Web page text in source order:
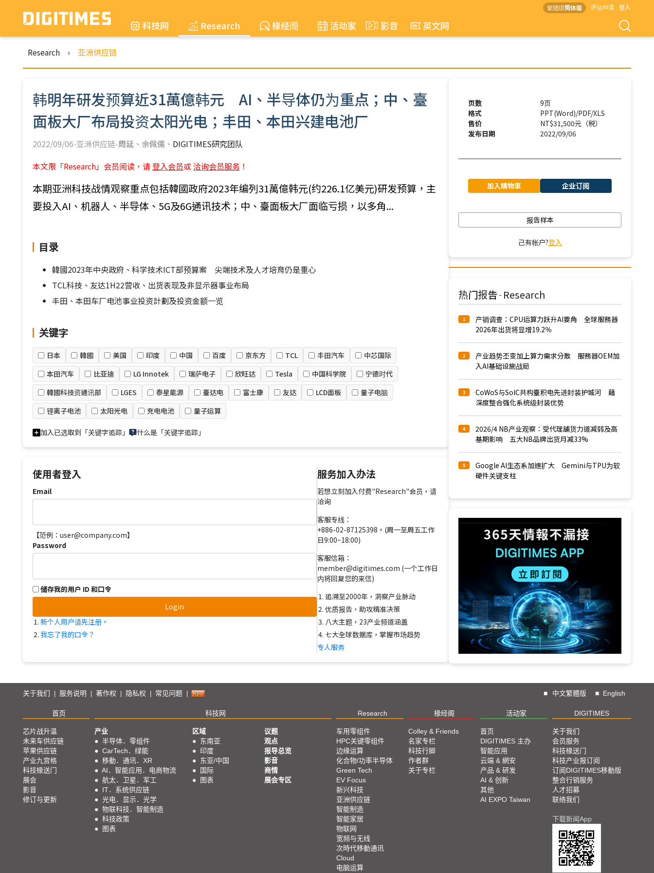
繁體版简体版 评估申请 登入
科技网 Research 椽经阁 活动家 影音 英文网
Research › 亚洲供应链
韩明年研发预算近31萬億韩元 AI、半导体仍为重点；中、臺
面板大厂布局投资太阳光电；丰田、本田兴建电池厂
2022/09/06-亚洲供应链-周延 余佩儒
DIGITIMES研究团队
本文限「Research」会员阅读，请登入会员或 洽询会员服务 ！
本期亚洲科技战情观察重点包括韓國政府2023年编列31萬億韩元(约226.1亿美元)研发预算，主
要投入AI、机器人、半导体、5G及6G通讯技术；中、臺面板大厂面临亏损，以多角...
目录
韓國2023年中央政府、科学技术ICT部预算案 尖端技术及人才培育仍是重心
TCL科技、友达1H22营收、出货表现及非显示器事业布局
丰田、本田车厂电池事业投资計劃及投资金额一览
关键字
日本 韓國 美国 印度 中国 百度 京东方 TCL 丰田汽车
中芯国际
本田汽车
比亚迪 LG Innotek 瑞萨电子 欣旺达 Tesla 中国科学院
宁德时代
韓國科技资通讯部
LGES 泰星能源 臺达电 富士康 友达 LCD面板
量子电脑
锂离子电池
太阳光电 充电电池 量子运算
加入已选取到「关键字追踪」 什么是「关键字追踪」
使用者登入
Email
【范例：user@company.com】
Password
储存我的用户 ID 和口令
Login
新个人用户请先注册。
我忘了我的口令？
服务加入办法
若想立刻加入付费"Research"会员，请
洽询
客服专线：
+886-02-87125398。(周一至周五工作
日9:00~18:00)
客服信箱：
member@digitimes.com (一个工作日
内将回复您的来信)
追溯至2000年，洞察产业脉动
优质报告，助攻精准决策
八大主题，23产业频道涵盖
七大全球数据库，掌握市场趋势
专人服务
页数
9页
格式
PPT(Word)/PDF/XLS
售价
NT$31,500元（税）
发布日期
2022/09/06
加入購物車 企业订阅
报告样本
己有帐户?登入
热门报告 - Research
1
产销调查：CPU运算力跃升AI要角 全球服務器
2026年出货将显增19.2％
2
产业趋势丕变加上算力需求分散 服務器OEM加
入AI基础设施战局
3
CoWoS与SoIC共构臺积电先进封装护城河 藉
深度整合强化系统级封装优势
4
2026/4 NB产业观察：受代理舖货力道减弱及高
基期影响 五大NB品牌出货月减33%
5
Google AI生态系加速扩大 Gemini与TPU为软
硬件关键支柱
关于我们 服务说明 著作权 隐私权 常见问题 ■ 中文繁體版 ■ English
首页 科技网 Research 椽经阁 活动家 DIGITIMES
芯片战升温
未来车供应链
苹果供应链
产业九宫格
科技椽送门
展会
影音
修订与更新
产业
● 半导体．零组件
● CarTech．绿能
● 移動．通讯．XR
● AI．智能应用．电商物流
● 航太．卫星．军工
● IT．系统供应链
● 光电．显示．光学
● 物联科技．智能制造
● 科技政策
●
图表
区域
● 东南亚
● 印度
● 东亚/中国
●
国际
●
图表
议题
观点
报导总览
影音
商情
展会专区
车用零组件
HPC关键零组件
边缘运算
化合物/功率半导体
Green Tech
EV Focus
新兴科技
亚洲供应链
智能制造
智能家居
物联网
宽频与无线
次時代移動通讯
Cloud
电脑运算
Colley & Friends
名家专栏
科技行脚
作者群
关于专栏
首页
DIGITIMES 主办
智能应用
云端 & 網安
产品 & 研发
AI & 创新
其他
AI EXPO Taiwan
关于我们
会员服务
科技椽送门
科技产业报订阅
订阅DIGITIMES移動版
整合行销服务
人才招募
联络我们
下载新闻App